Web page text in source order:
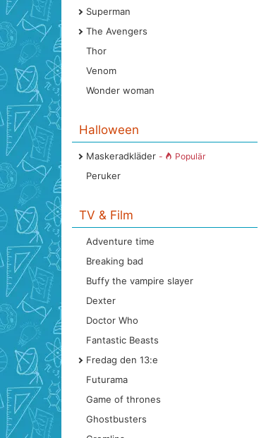
Superman
The Avengers
Thor
Venom
Wonder woman
Halloween
Maskeradkläder - Populär
Peruker
TV & Film
Adventure time
Breaking bad
Buffy the vampire slayer
Dexter
Doctor Who
Fantastic Beasts
Fredag den 13:e
Futurama
Game of thrones
Ghostbusters